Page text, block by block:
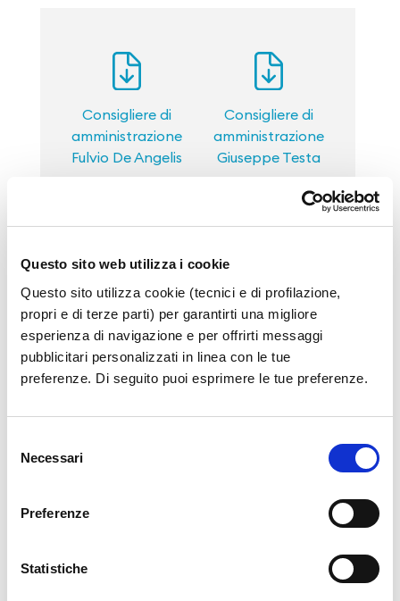
Questo sito web utilizza i cookie
Questo sito utilizza cookie (tecnici e di profilazione,
propri e di terze parti) per garantirti una migliore
esperienza di navigazione e per offrirti messaggi
pubblicitari personalizzati in linea con le tue
preferenze. Di seguito puoi esprimere le tue preferenze.
delNecessari
Preferenze
Statistiche
Consigliere di
amministrazione
Fulvio De Angelis
Consigliere di
amministrazione
Giuseppe Testa
Dati Reddituali 2017
Dati reddituali e patrimoniali di cui all'art. 14
del D.Lgs. 33/2013.
amministrazione
Dati Reddituali 2016